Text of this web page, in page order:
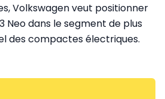
Volkswagen veut positionner
Neo dans le segment de plus
des compactes électriques.